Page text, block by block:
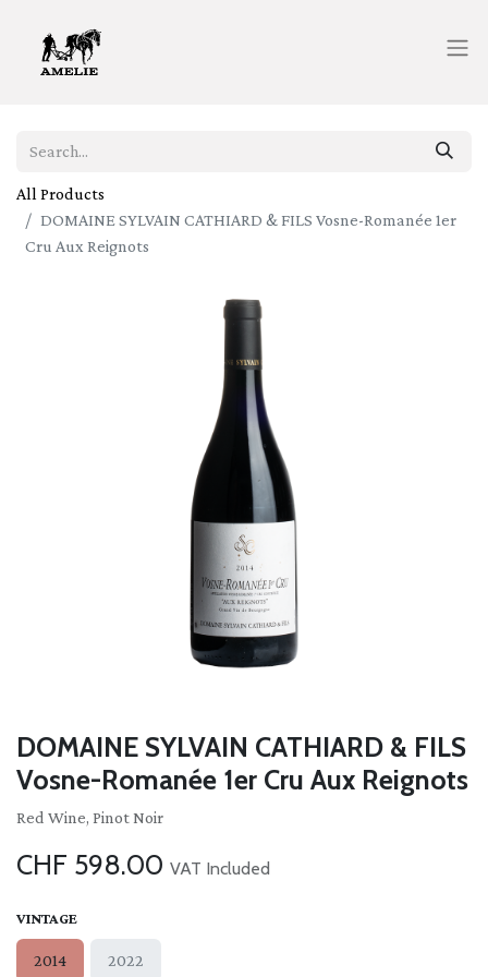
All Products
DOMAINE SYLVAIN CATHIARD & FILS Vosne-Romanée 1er
Cru Aux Reignots
DOMAINE SYLVAIN CATHIARD & FILS
Vosne-Romanée 1er Cru Aux Reignots
Red Wine, Pinot Noir
CHF 598.00 VAT Included
VINTAGE
2014 2022